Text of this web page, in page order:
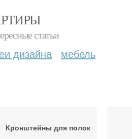
статьи
дизайна мебель
Кронштейны для полок